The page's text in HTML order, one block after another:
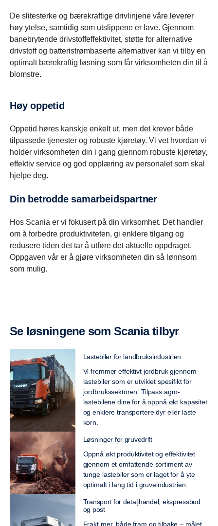
De slitesterke og bærekraftige drivlinjene våre leverer
høy ytelse, samtidig som utslippene er lave. Gjennom
banebrytende drivstoffeffektivitet, støtte for alternative
drivstoff og batteristrømbaserte alternativer kan vi tilby en
optimalt bærekraftig løsning som får virksomheten din til å
blomstre.
Høy oppetid
Oppetid høres kanskje enkelt ut, men det krever både
tilpassede tjenester og robuste kjøretøy. Vi vet hvordan vi
holder virksomheten din i gang gjennom robuste kjøretøy,
effektiv service og god opplæring av personalet som skal
hjelpe deg.
Din betrodde samarbeidspartner
Hos Scania er vi fokusert på din virksomhet. Det handler
om å forbedre produktiviteten, gi enklere tilgang og
redusere tiden det tar å utføre det aktuelle oppdraget.
Oppgaven vår er å gjøre virksomheten din så lønnsom
som mulig.
Se løsningene som Scania tilbyr
Lastebiler for landbruksindustrien
Vi fremmer effektivt jordbruk gjennom
lastebiler som er utviklet spesifikt for
jordbrukssektoren. Tilpass agro-
lastebilene dine for å oppnå økt kapasitet
og enklere transportere dyr eller laste
korn.
Løsninger for gruvedrift
Oppnå økt produktivitet og effektivitet
gjennom et omfattende sortiment av
tunge lastebiler som er laget for å yte
optimalt i lang tid i gruveindustrien.
Transport for detaljhandel, ekspressbud
og post
Frakt mer, både fram og tilbake – målet